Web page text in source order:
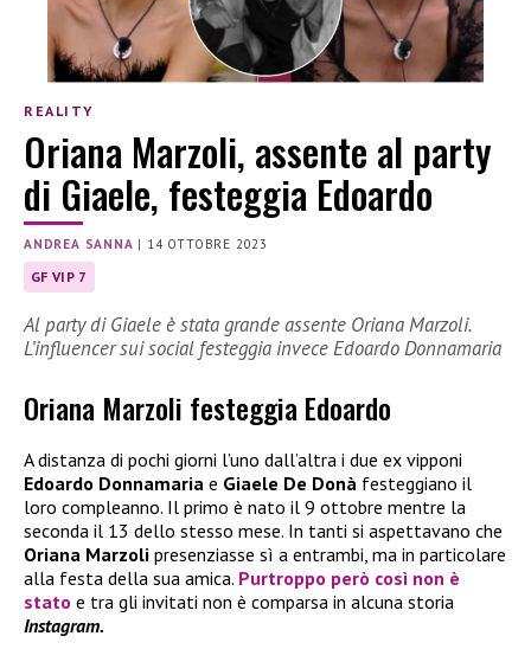
REALITY
Oriana Marzoli, assente al party
di Giaele, festeggia Edoardo
ANDREA SANNA | 14 OTTOBRE 2023
GF VIP 7
Al party di Giaele è stata grande assente Oriana Marzoli.
L’influencer sui social festeggia invece Edoardo Donnamaria
Oriana Marzoli festeggia Edoardo
A distanza di pochi giorni l’uno dall’altra i due ex vipponi
Edoardo Donnamaria e Giaele De Donà festeggiano il
loro compleanno. Il primo è nato il 9 ottobre mentre la
seconda il 13 dello stesso mese. In tanti si aspettavano che
Oriana Marzoli presenziasse sì a entrambi, ma in particolare
alla festa della sua amica. Purtroppo però così non è
stato e tra gli invitati non è comparsa in alcuna storia
Instagram.